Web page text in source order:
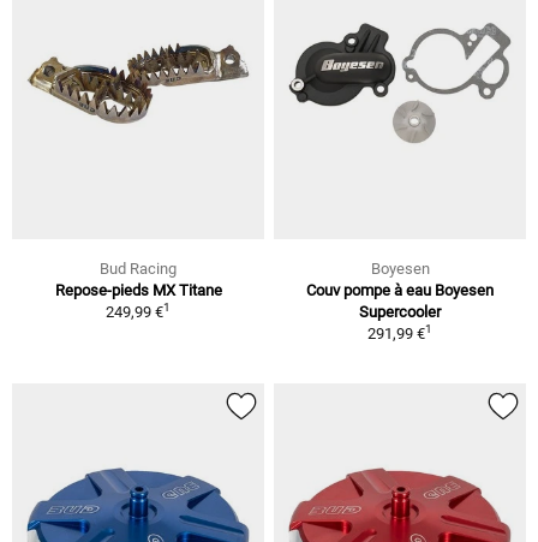
Bud Racing
Repose-pieds MX Titane
249,99 €1
Boyesen
Couv pompe à eau Boyesen
Supercooler
291,99 €1